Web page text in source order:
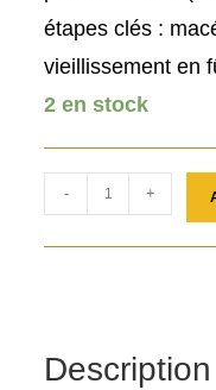
étapes clés :
vieillissement en
2 en stock
de
Liqueur
- +
Description